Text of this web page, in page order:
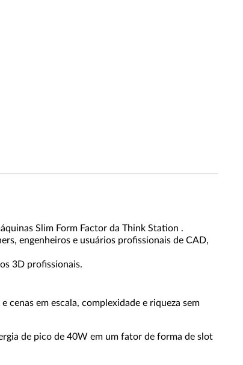
Slim Form Factor da Think Station .
engenheiros e usuários profissionais de CAD,
3D profissionais.
cenas em escala, complexidade e riqueza sem
de pico de 40W em um fator de forma de slot